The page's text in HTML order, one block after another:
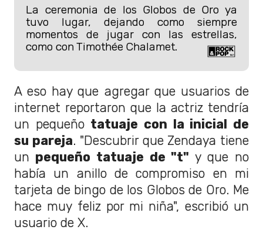
La ceremonia de los Globos de Oro ya
tuvo lugar, dejando como siempre
momentos de jugar con las estrellas,
como con Timothée Chalamet.
A eso hay que agregar que usuarios de
internet reportaron que la actriz tendría
un pequeño tatuaje con la inicial de
su pareja. "Descubrir que Zendaya tiene
un pequeño tatuaje de "t" y que no
había un anillo de compromiso en mi
tarjeta de bingo de los Globos de Oro. Me
hace muy feliz por mi niña", escribió un
usuario de X.